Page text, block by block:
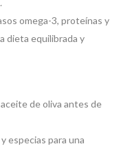
omega-3, proteínas y
dieta equilibrada y
de oliva antes de
especias para una